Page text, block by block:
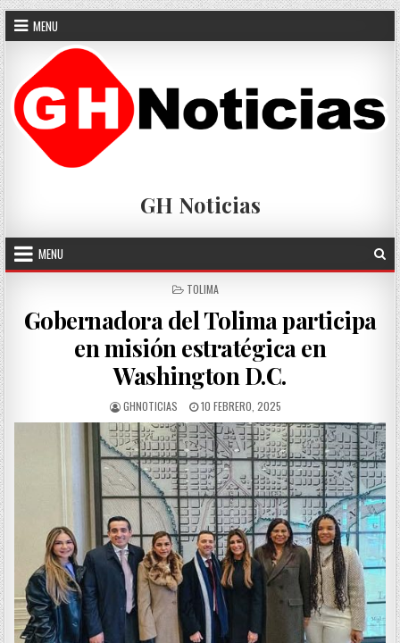
Skip
to
content
MENU
GH Noticias
MENU
POSTED
TOLIMA
Gobernadora del Tolima participa
en misión estratégica en
Washington D.C.
AUTHOR:
GHNOTICIAS
PUBLISHED
DATE:
10 FEBRERO, 2025